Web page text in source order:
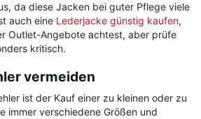
da diese Jacken bei guter Pflege viele
auch eine Lederjacke günstig kaufen,
Outlet-Angebote achtest, aber prüfe
kritisch.
vermeiden
ist der Kauf einer zu kleinen oder zu
immer verschiedene Größen und